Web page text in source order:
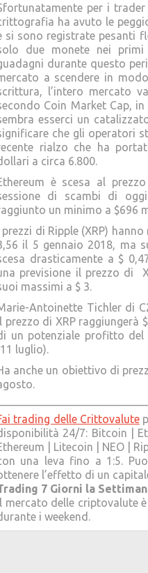
per i
ha avuto le
si sono registrate pesanti
due monete nei
durante questo
a scendere in
l’intero mercato
Coin Market Cap,
esserci un
che gli operatori
rialzo che ha
a circa 6.800.
è scesa al
di scambi di
un minimo a $696
prezzi di Ripple (XRP)
il 5 gennaio 2018, ma
drasticamente a $
previsione il prezzo di
massimi a $ 3.
Antoinette Tichler di
prezzo di XRP raggiungerà
un potenziale profitto
luglio).
anche un obiettivo di
trading delle Crittovalute
24/7: Bitcoin |
| Litecoin | NEO |
una leva fino a 1:5.
l’effetto di un
7 Giorni la
mercato delle criptovalute
i weekend.